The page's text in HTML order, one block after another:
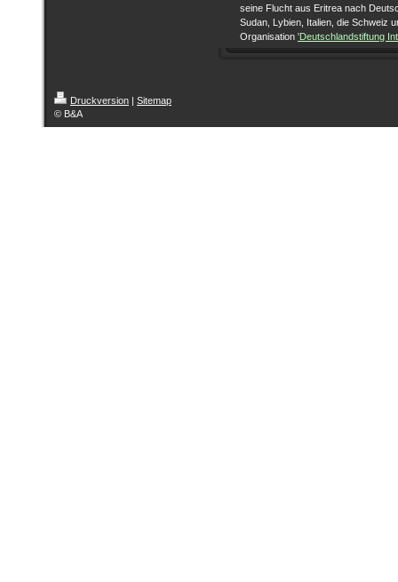
seine Flucht aus Eritrea nach
Sudan, Lybien, Italien, die Schweiz
Organisation 'Deutschlandstiftung
Druckversion | Sitemap
© B&A